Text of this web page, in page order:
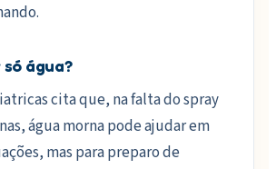
só água?
cita que, na falta do spray
água morna pode ajudar em
mas para preparo de